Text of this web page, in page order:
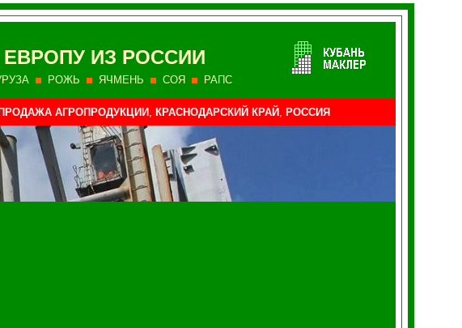
ИЗ РОССИИ
РОЖЬ ЯЧМЕНЬ СОЯ РАПС
ПРОДАЖА АГРОПРОДУКЦИИ , КРАСНОДАРСКИЙ КРАЙ , РОССИЯ